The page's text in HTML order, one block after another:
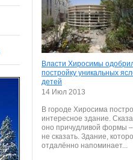
Власти Хиросимы
постройку уникальных
детей
14 Июл 2013
В городе Хиросима
интересное здание.
оно причудливой формы –
не сказать. Здание,
отдалённо напоминает...